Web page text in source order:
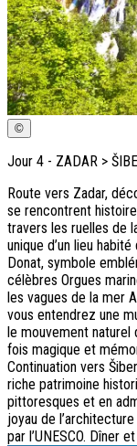
©
Jour 4 - ZADAR >
Route vers Zadar,
se rencontrent
travers les ruelles de
unique d’un lieu
Donat, symbole
célèbres Orgues
les vagues de la mer
vous entendrez une
le mouvement naturel
fois magique et
Continuation vers
riche patrimoine
pittoresques et en
joyau de
par l’UNESCO. Dîner